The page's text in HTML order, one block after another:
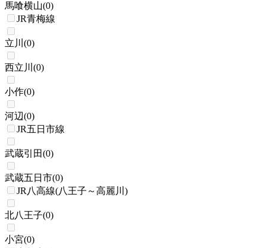
馬喰横山(0)
JR青梅線
立川 (0)
西立川 (0)
小作(0)
河辺(0)
JR五日市線
武蔵引田(0)
武蔵五日市(0)
JR八高線(八王子～高麗川)
北八王子(0)
小宮(0)